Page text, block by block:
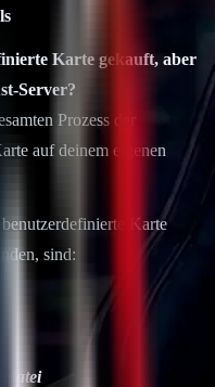
Karte gekauft, aber
Server?
Prozess der
auf deinem eigenen
Karte
sind: